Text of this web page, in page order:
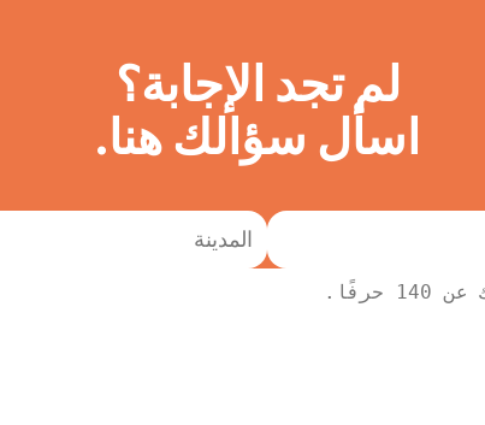
لم تجد الإجابة؟
اسأل سؤالك هنا.